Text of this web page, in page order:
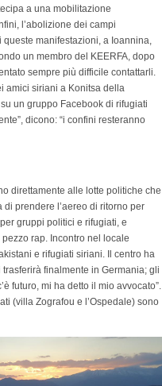
a una mobilitazione
l’abolizione dei campi
manifestazioni, a Ioannina,
un membro del KEERFA, dopo
sempre più difficile contattarli.
amici siriani a Konitsa della
un gruppo Facebook di rifugiati
dicono: “i confini resteranno
direttamente alle lotte politiche che
prendere l’aereo di ritorno per
gruppi politici e rifugiati, e
rap. Incontro nel locale
e rifugiati siriani. Il centro ha
finalmente in Germania; gli
futuro, mi ha detto il mio avvocato”.
(villa Zografou e l’Ospedale) sono